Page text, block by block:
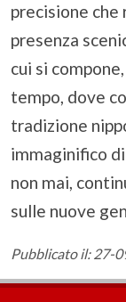
precisione che
presenza
cui si
tempo, dove
tradizione
immaginifico
non mai,
sulle nuove
Pubblicato il: 27-